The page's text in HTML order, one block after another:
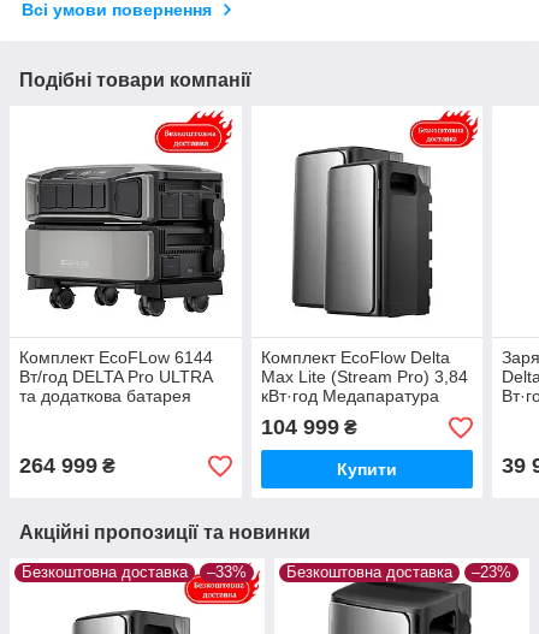
Всі умови повернення
Подібні товари компанії
Комплект EcoFLow 6144
Вт/год DELTA Pro ULTRA
та додаткова батарея
264 999 ₴
Комплект EcoFlow Delta
Max Lite (Stream Pro) 3,84
кВт·год Медапаратура
104 999₴
Купити 39
Акційні пропозиції та новинки
Безкоштовна доставка –33% Безкоштовна доставка –23%